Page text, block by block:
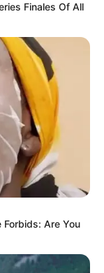
konsep
dengan
Finales Of All
Forbids: Are You